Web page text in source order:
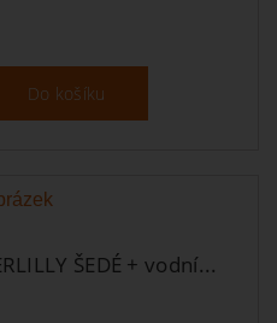
Do košíku
ŠEDÉ + vodní...